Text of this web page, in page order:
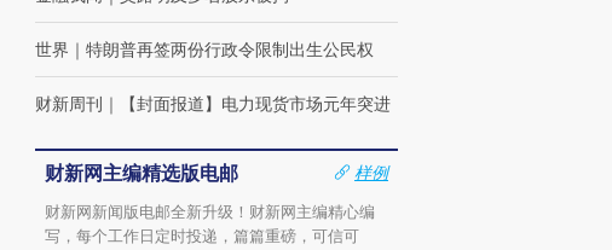
世界 ｜ 特朗普再签两份行政令限制出生公民权
财新周刊 ｜ 【封面报道】电力现货市场元年突进
财新网主编精选版电邮
样例
财新网新闻版电邮全新升级！财新网主编精心编
写，每个工作日定时投递，篇篇重磅，可信可